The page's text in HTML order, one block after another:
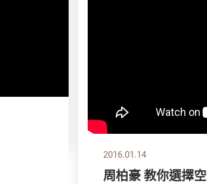
2016.01.14
周柏豪 教你選擇